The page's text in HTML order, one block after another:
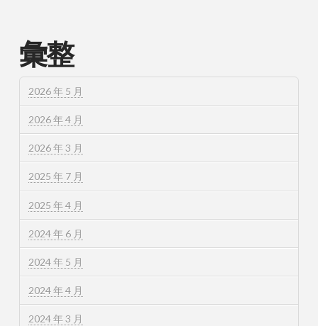
彙整
2026 年 5 月
2026 年 4 月
2026 年 3 月
2025 年 7 月
2025 年 4 月
2024 年 6 月
2024 年 5 月
2024 年 4 月
2024 年 3 月